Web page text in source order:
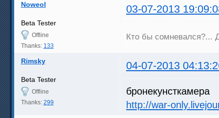
Noweol 03-07-2013
Beta Tester
Offline
Thanks: 133
Кто бы сомневался?...
Rimsky 04-07-2013
Beta Tester
Offline
Thanks: 299
бронекунсткамера
http://war-